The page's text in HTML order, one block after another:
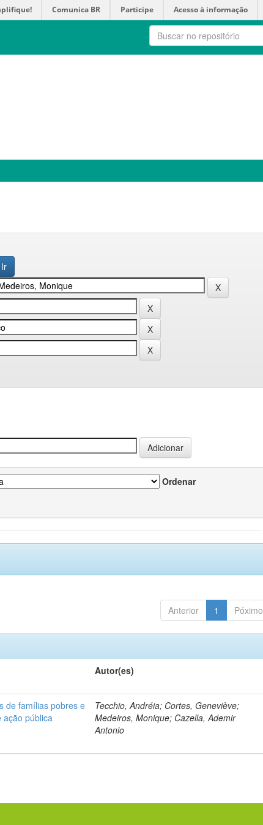
Comunica BR Participe Acesso à informação
Ordenar
Anterior 1 Póximo
Autor(es)
de famílias pobres e
ação pública
Tecchio, Andréia; Cortes, Geneviève;
Medeiros, Monique; Cazella, Ademir
Antonio